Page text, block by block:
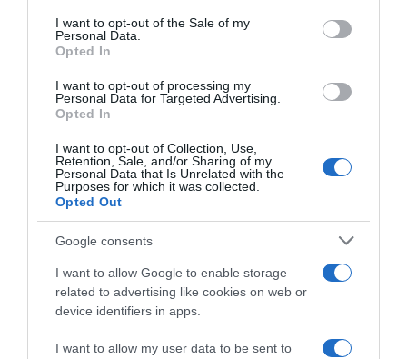
consent section.
I want to opt-out of the Sale of my
Personal Data.
Opted In
I want to opt-out of processing my
Personal Data for Targeted Advertising.
Opted In
I want to opt-out of Collection, Use,
Retention, Sale, and/or Sharing of my
Personal Data that Is Unrelated with the
Purposes for which it was collected.
Opted Out
Google consents
I want to allow Google to enable storage
related to advertising like cookies on web or
device identifiers in apps.
I want to allow my user data to be sent to
ΕΛΛΑΔΑ
Hellenic Τrain: Προσωρινή αλλαγή
επιβίβασης στον σταθμό Αφίδναι λόγω
τεχνικών εργασιών
αποβίβαση θα γίνεται μόνο από τη γραμμή ανόδου
21.09.2025 - 18:31